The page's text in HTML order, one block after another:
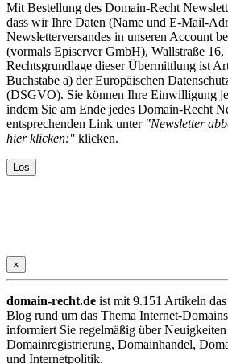
Mit Bestellung des Domain-Recht
dass wir Ihre Daten (Name und E-Mail-
Newsletterversandes in unseren Account
(vormals Episerver GmbH), Wallstraße
Rechtsgrundlage dieser Übermittlung ist
Buchstabe a) der Europäischen
(DSGVO). Sie können Ihre Einwilligung
indem Sie am Ende jedes Domain-Recht
entsprechenden Link unter "Newsletter
hier klicken:" klicken.
×
domain-recht.de ist mit 9.151 Artikeln
Blog rund um das Thema Internet-
informiert Sie regelmäßig über Neuigkeiten
Domainregistrierung, Domainhandel,
und Internetpolitik.